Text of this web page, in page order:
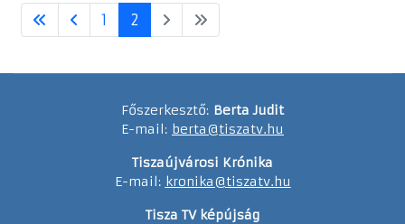
1 2
Főszerkesztő: Berta Judit
E-mail: berta@tiszatv.hu
Tiszaújvárosi Krónika
E-mail: kronika@tiszatv.hu
Tisza TV képújság